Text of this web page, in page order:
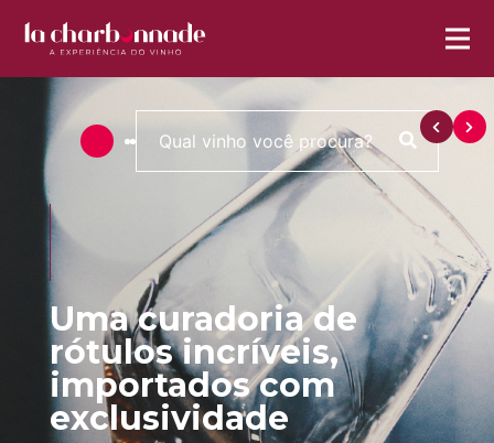
Uma curadoria de
rótulos incríveis,
importados com
exclusividade